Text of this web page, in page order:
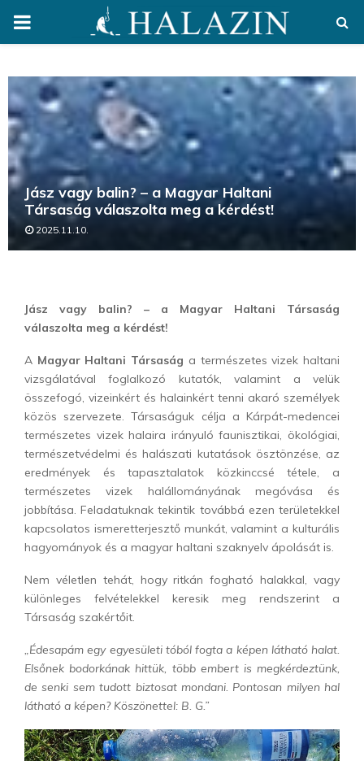
PRIMARY
Jász vagy balin? – a Magyar Haltani
Társaság válaszolta meg a kérdést!
2025.11.10.
Jász vagy balin? – a Magyar Haltani Társaság
válaszolta meg a kérdést!
A Magyar Haltani Társaság a természetes vizek haltani
vizsgálatával foglalkozó kutatók, valamint a velük
összefogó, vizeinkért és halainkért tenni akaró személyek
közös szervezete. Társaságuk célja a Kárpát-medencei
természetes vizek halaira irányuló faunisztikai, ökológiai,
természetvédelmi és halászati kutatások ösztönzése, az
eredmények és tapasztalatok közkinccsé tétele, a
természetes vizek halállományának megóvása és
jobbítása. Feladatuknak tekintik továbbá ezen területekkel
kapcsolatos ismeretterjesztő munkát, valamint a kulturális
hagyományok és a magyar haltani szaknyelv ápolását is.
Nem véletlen tehát, hogy ritkán fogható halakkal, vagy
különleges felvételekkel keresik meg rendszerint a
Társaság szakértőit.
„Édesapám egy egyesületi tóból fogta a képen látható halat.
Elsőnek bodorkának hittük, több embert is megkérdeztünk,
de senki sem tudott biztosat mondani. Pontosan milyen hal
látható a képen? Köszönettel: B. G.”